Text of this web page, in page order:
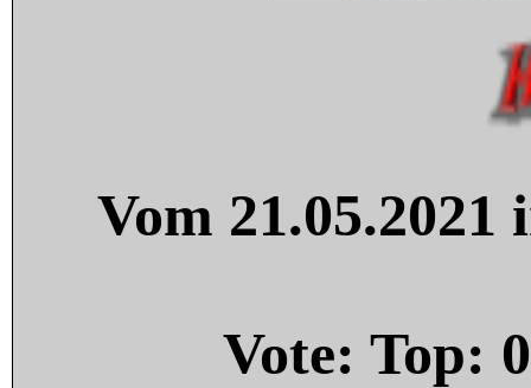
Vom
Vote: Top: 0